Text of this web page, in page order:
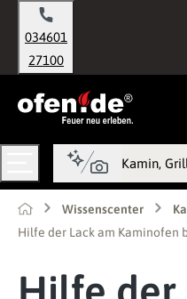
springen
034601
27100
Wissenscenter
Hilfe der Lack am Kaminofen